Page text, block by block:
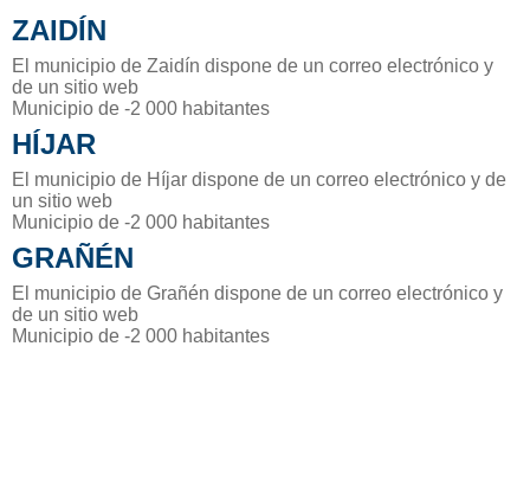
ZAIDÍN
El municipio de Zaidín dispone de un correo electrónico y
de un sitio web
Municipio de -2 000 habitantes
HÍJAR
El municipio de Híjar dispone de un correo electrónico y de
un sitio web
Municipio de -2 000 habitantes
GRAÑÉN
El municipio de Grañén dispone de un correo electrónico y
de un sitio web
Municipio de -2 000 habitantes